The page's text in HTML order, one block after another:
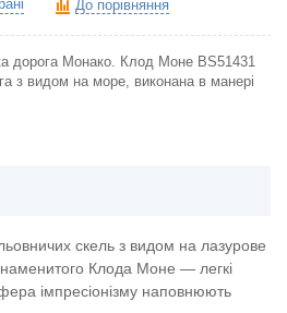
До порівняння
дорога Монако. Клод Моне BS51431
з видом на море, виконана в манері
скель з видом на лазурове
Клода Моне — легкі
імпресіонізму наповнюють